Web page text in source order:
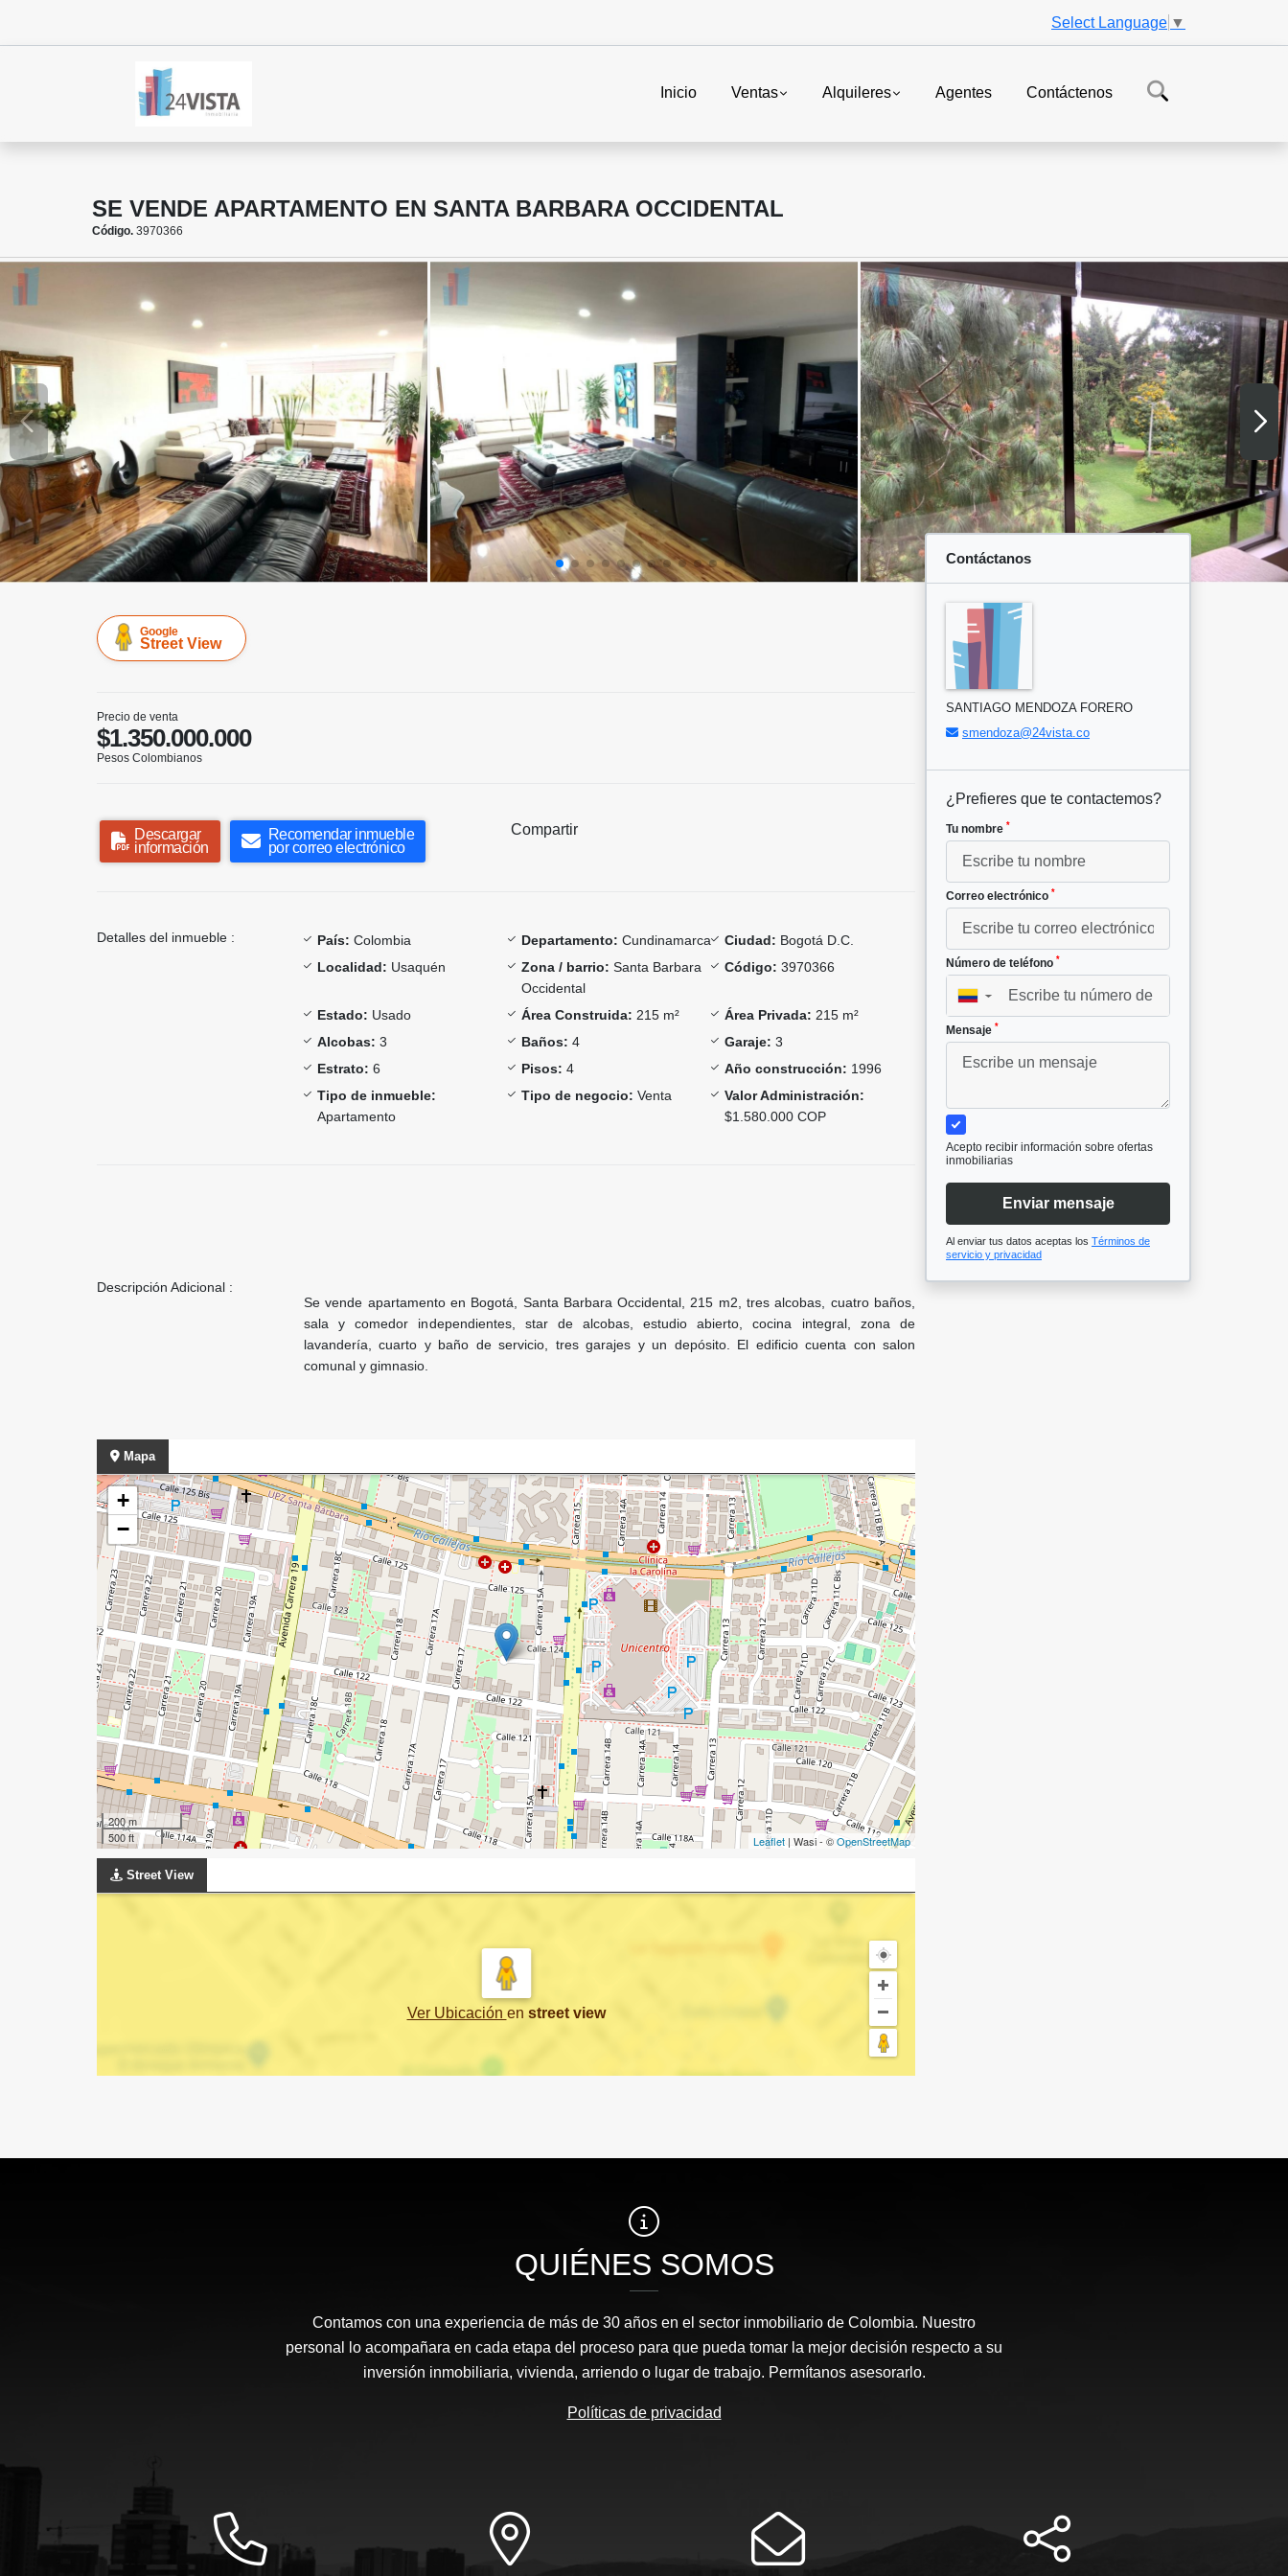
Select Language ▼
Inicio Ventas Alquileres Agentes Contáctenos
SE VENDE APARTAMENTO EN SANTA BARBARA OCCIDENTAL
Código. 3970366
Google
Street View
Precio de venta
$1.350.000.000
Pesos Colombianos
Descargar
información
Recomendar inmueble
por correo electrónico
Compartir
Detalles del inmueble : País: Colombia Departamento: Cundinamarca Ciudad: Bogotá D.C.
Localidad: Usaquén Zona / barrio: Santa Barbara
Occidental
Código: 3970366
Estado: Usado Área Construida: 215 m² Área Privada: 215 m²
Alcobas: 3 Baños: 4 Garaje: 3
Estrato: 6 Pisos: 4 Año construcción: 1996
Tipo de inmueble:
Apartamento
Tipo de negocio: Venta
Valor Administración:
$1.580.000 COP
Descripción Adicional :
Se vende apartamento en Bogotá, Santa Barbara Occidental, 215 m2, tres alcobas, cuatro baños,
sala y comedor independientes, star de alcobas, estudio abierto, cocina integral, zona de
lavandería, cuarto y baño de servicio, tres garajes y un depósito. El edificio cuenta con salon
comunal y gimnasio.
Mapa
+
−
200 m
500 ft
Leaflet | Wasi - ©OpenStreetMap
Street View
Ver Ubicación en street view
Contáctanos
SANTIAGO MENDOZA FORERO
smendoza@24vista.co
¿Prefieres que te contactemos?
Tu nombre *
Correo electrónico *
Número de teléfono *
▼
Mensaje *
Acepto recibir información sobre ofertas
inmobiliarias
Enviar mensaje
Al enviar tus datos aceptas los Términos de
servicio y privacidad
QUIÉNES SOMOS
Contamos con una experiencia de más de 30 años en el sector inmobiliario de Colombia. Nuestro
personal lo acompañara en cada etapa del proceso para que pueda tomar la mejor decisión respecto a su
inversión inmobiliaria, vivienda, arriendo o lugar de trabajo. Permítanos asesorarlo.
Políticas de privacidad